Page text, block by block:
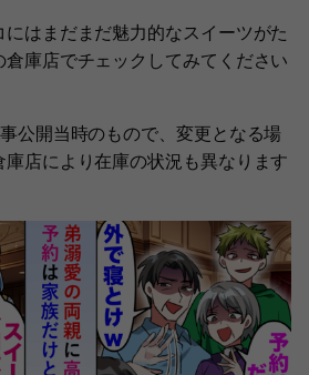
はまだまだ魅力的なスイーツがた
倉庫店でチェックしてみてください
公開当時のもので、変更となる場
店により在庫の状況も異なります